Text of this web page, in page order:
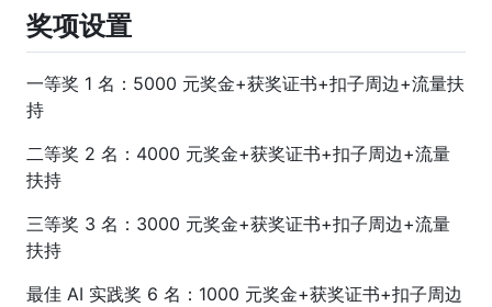
奖项设置
一等奖 1 名：5000 元奖金+获奖证书+扣子周边+流量扶
持
二等奖 2 名：4000 元奖金+获奖证书+扣子周边+流量
扶持
三等奖 3 名：3000 元奖金+获奖证书+扣子周边+流量
扶持
最佳 AI 实践奖 6 名：1000 元奖金+获奖证书+扣子周边